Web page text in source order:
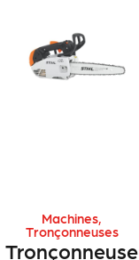
Machines,
Tronçonneuses
Tronçonneuse